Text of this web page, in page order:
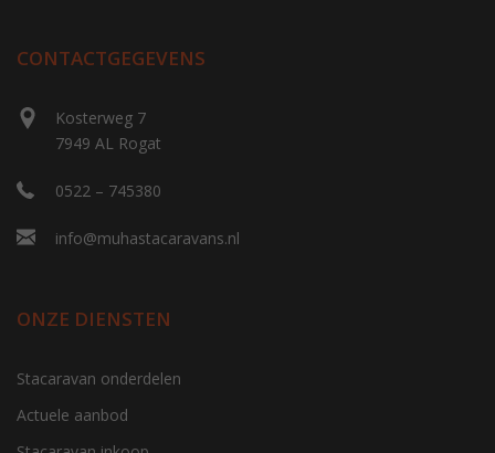
CONTACTGEGEVENS
Kosterweg 7
7949 AL Rogat
0522 – 745380
info@muhastacaravans.nl
ONZE DIENSTEN
Stacaravan onderdelen
Actuele aanbod